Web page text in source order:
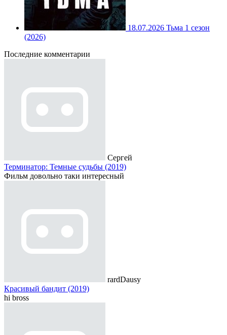
18.07.2026 Тьма 1 сезон
(2026)
Последние комментарии
Сергей
Терминатор: Темные судьбы (2019)
Фильм довольно таки интересный
rardDausy
Красивый бандит (2019)
hi bross